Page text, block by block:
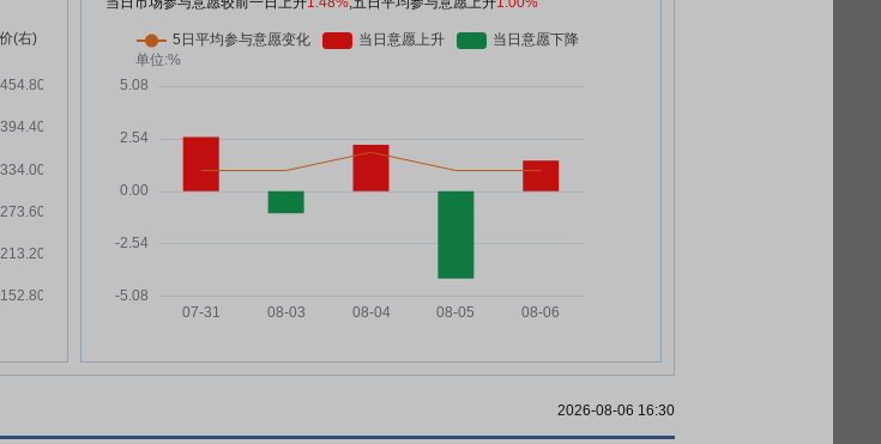
海光库科技股份有限公司)
3-2法律意见书(申报稿)(珠海光库
光库科技:关于全资子公司拟签订
物业租赁合同暨关联交易的公告
光库科技:珠海光库科技股份有限
支付现金购买资产并募集配套资金
光库科技:第四届董事会第二十四
2026-08-06 16:30